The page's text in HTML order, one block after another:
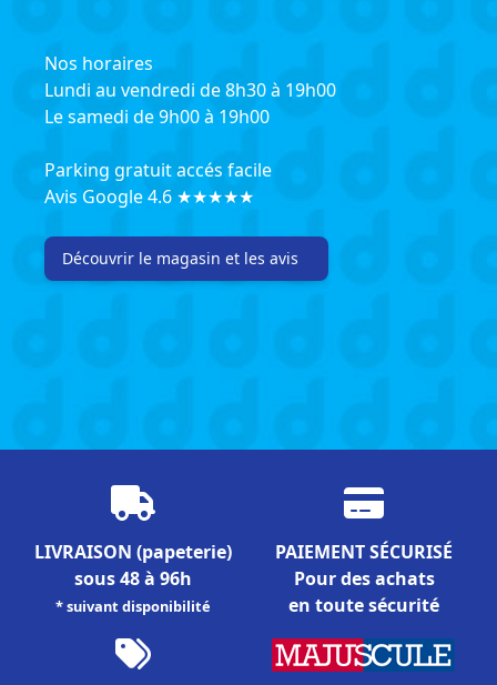
Nos horaires
Lundi au vendredi de 8h30 à 19h00
Le samedi de 9h00 à 19h00
Parking gratuit accés facile
Avis Google 4.6 ★★★★★
Découvrir le magasin et les avis
LIVRAISON (papeterie)
sous 48 à 96h
* suivant disponibilité
PAIEMENT SÉCURISÉ
Pour des achats
en toute sécurité